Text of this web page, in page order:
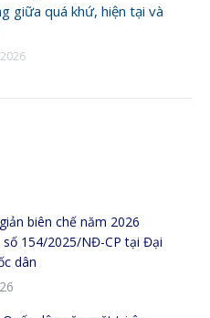
giữa quá khứ, hiện tại và
biên chế năm 2026
154/2025/NĐ-CP tại Đại
dân